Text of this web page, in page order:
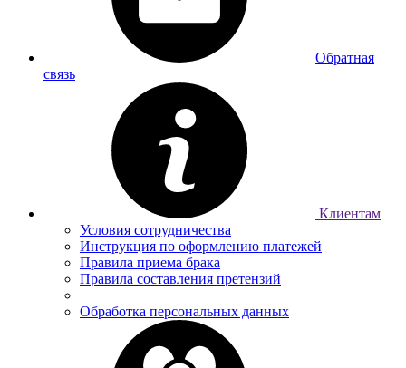
Обратная
связь
Клиентам
Условия сотрудничества
Инструкция по оформлению платежей
Правила приема брака
Правила составления претензий
Обработка персональных данных